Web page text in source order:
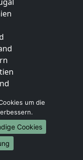
um die
Cookies